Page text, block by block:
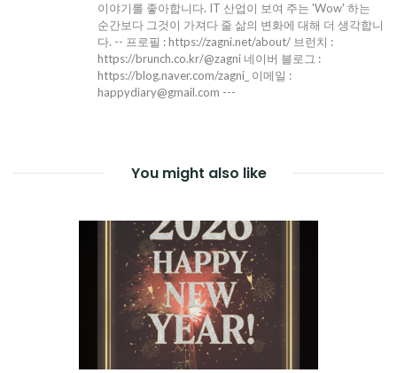
이야기를 좋아합니다. IT 산업이 보여 주는 'Wow' 하는
순간보다 그것이 가져다 줄 삶의 변화에 대해 더 생각합니
다. -- 프로필 : https://zagni.net/about/ 브런치 :
https://brunch.co.kr/@zagni 네이버 블로그 :
https://blog.naver.com/zagni_ 이메일 :
happydiary@gmail.com ---
You might also like